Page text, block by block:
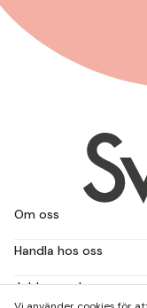
Om oss
Handla hos oss
Jobba med oss